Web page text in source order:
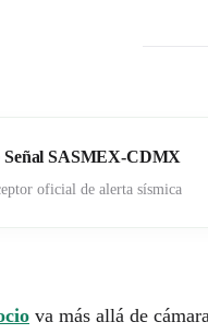
Señal SASMEX-CDMX
oficial de alerta sísmica
va más allá de